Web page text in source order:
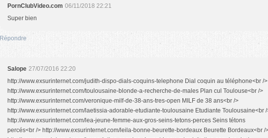
PornClubVideo.com 06/11/2018 22:21
Super bien
Répondre
Salope 27/07/2016 22:20
http://www.exsurinternet.com/judith-dispo-dials-coquins-telephone Dial coquin au téléphone<br /> http://www.exsurinternet.com/toulousaine-blonde-a-recherche-de-males Plan cul Toulouse<br /> http://www.exsurinternet.com/veronique-milf-de-38-ans-tres-open MILF de 38 ans<br /> http://www.exsurinternet.com/laetissia-adorable-etudiante-toulousaine Etudiante Toulousaine<br /> http://www.exsurinternet.com/lea-jeune-femme-aux-gros-seins-tetons-perces Seins tétons percés<br /> http://www.exsurinternet.com/leila-bonne-beurette-bordeaux Beurette Bordeaux<br /> http://www.exsurinternet.com/jeune-latina-coquine-devant-beau-mirroir Latina coquine<br /> http://www.exsurinternet.com/lola-jeune-fille-androgyne-cherche-plan-sympa Fille androgyne<br /> http://www.exsurinternet.com/petite-parisienne-a-recherche-dun-plan-cul Parisienne plan cul<br /> http://www.exsurinternet.com/carole-ne-porte-de-culotte-robe Pas de culotte sous la robe<br /> http://www.exsurinternet.com/aurelie-19-ans-deja-a-poil-web Etudiante à poil<br /> http://www.exsurinternet.com/nadia-marocaine-farouche Beurette Marocaine<br /> http://www.exsurinternet.com/helene-de-marseille-adore-duo-webcam Duo Webcam<br /> http://www.exsurinternet.com/jeune-femme-bisexuelle-rencontre Plan cul femme bisexuelle<br /> http://www.exsurinternet.com/sophie-rouquine-tres-sexy-coquine Rouquine sexy<br /> http://www.exsurinternet.com/temperature-monte-a-marseille-maria Salope Marseillaise<br /> http://www.exsurinternet.com/selena-dorigine-serbe-coquine-net Serbe coquine<br /> http://www.exsurinternet.com/partage-photo-delle-nue-cree-buzz Buzz photos nues<br /> http://www.exsurinternet.com/celine-de-lyon-partage-photos-hot Photos coquines Lyonnaises<br /> http://www.exsurinternet.com/abigael-piercing-clito Piercing au clito<br /> http://www.exsurinternet.com/maman-tres-coquine-sexy-bordeaux Maman coquine<br /> http://www.exsurinternet.com/plantureuse-blonde-tres-sexy Blonde sexy<br /> http://www.exsurinternet.com/alerte-aux-beurettes-lyon Beurette à Lyon<br /> http://www.exsurinternet.com/natacha-bonne-coquine-havre Coquine du Havre<br /> http://www.exsurinternet.com/strip-teaseuse-parisienne-recherche-male-dominant Strip-Teaseuse Parisienne<br /> http://www.exsurinternet.com/nord-y-a-de-quoi-se-rechauffer-lali Coquines dans le Nord<br /> http://www.exsurinternet.com/fatima-laisse-trainer-photos-coquines-net Photos coquine beurette<br /> http://www.exsurinternet.com/candice-mere-de-famille-formidable Mère de famille coquine<br /> http://www.exsurinternet.com/enormes-obus-naturelles-de-deborah Gros seins naturels<br /> http://www.exsurinternet.com/kelly-jeune-femme-plus-sexy-jamais Jeune femme sexy<br /> http://www.exsurinternet.com/audrey-magnifique-jeune-femme-de-reims Femme coquine Reims<br /> http://www.exsurinternet.com/cette-petite-rouquine-de-nice-va-regaler Rousse coquine<br /> http://www.exsurinternet.com/beurette-a-gros-seins-marseille Beurette à gros seins<br /> http://www.exsurinternet.com/dorigine-russe-svetlana-met-feu-paris Salope Russe<br /> http://www.exsurinternet.com/petite-blondinette-a-poil-salle-de-bain Blonde à poil<br /> http://www.exsurinternet.com/selfies-dune-lyonnaise-tres-coquine Selfies coquins<br /> http://www.exsurinternet.com/sonia-charme-moyen-orient Salope Moyen-Orient<br /> http://www.exsurinternet.com/a-moyen-de-se-rechauffer-zoe-a-lille Salope de Lille<br /> http://www.exsurinternet.com/camille-gothiques-plus-chaudes Gothique chaude<br /> http://www.exsurinternet.com/sabrina-brunette-toulousaine-tres-coquine Brunette coquine<br /> http://www.exsurinternet.com/ny-a-dage-etre-chaude MILF salope<br /> http://www.exsurinternet.com/nantaises-de-sacree-cochonnes Nantaise cochonne<br /> http://www.exsurinternet.com/anais-exhib-piercing-langue Perçing sur la langue<br /> http://www.exsurinternet.com/nikki-jeune-libertine-de-23-ans Jeune libertine<br /> http://www.exsurinternet.com/pauline-18-ans-deja-coquine Coquine 18 ans<br /> http://www.exsurinternet.com/bonne-bordelaise-a-gros-seins Bordelaise à gros seins<br /> http://www.exsurinternet.com/sophia-beurette-algerienne-tres-chaude Beurette Algerienne<br /> http://www.exsurinternet.com/petite-parisienne-tatouee-geraldine Parisienne tatouée<br /> http://www.exsurinternet.com/jessica-de-lyon-salle-de-bain Salope salle de bain<br /> http://www.exsurinternet.com/absatou-jeune-blackette-sexhibe-devant-glace]Black à poil<br /> http://www.exsurinternet.com/rachelle-de-rennes-toute-nue-internet Rennaise salope<br /> http://www.exsurinternet.com/laure-montre-grosses-mamelles Gros seins<br /> http://www.exsurinternet.com/cindy-petite-blonde-de-18-ans-salle-de-bain 18 ans selfshot<br /> http://www.exsurinternet.com/charmante-eva-devoile-petit-trou Trou du cul<br /> http://www.exsurinternet.com/anais-magnifique-rousse-a-gros-seins Jolie rousse<br /> http://www.exsurinternet.com/angela-jeune-libertine-lilloise-de-18-ans Libertine Lille<br /> http://www.exsurinternet.com/clauthilde-de-bordeaux-enormes-nichons Gros nichons<br /> http://www.exsurinternet.com/gros-cul-de-savanah-dominatrice-asiatique Asiatique dominatrice<br /> http://www.exsurinternet.com/solene-femme-aux-cheveux-courts-tres-chaude Femme au cheveux courts<br /> http://www.exsurinternet.com/coquine-a-lunette-coquine-a-q Coquine à lunettes<br /> http://www.exsurinternet.com/maeva-fille-sud-tres-sexy Filles du sud sexy<br /> http://www.exsurinternet.com/nina-de-toulouse-devoile-intimite Salope Toulouse<br /> http://www.exsurinternet.com/christelle-jeune-strasbourgeoise-pudique Libertine à Strasbourg<br /> http://www.exsurinternet.com/alexia-photos-hot-beignoire Nue dan sa baignoire<br /> http://www.exsurinternet.com/devoile-collection-de-sextoys Elle montre ses sextoys<br /> http://www.exsurinternet.com/cassandra-selfies-coquins Selfies coquins<br /> http://www.exsurinternet.com/dorigine-sud-americaine-rosita-na-froid-aux-yeux Latina salope<br /> http://www.exsurinternet.com/couple-libertin-recherche-de-sensations-fortes photos couple libertin<br /> http://www.exsurinternet.com/marine-jeune-maman-celibataire-lille Maman célibataire salope<br /> http://www.exsurinternet.com/sarah-internet-rencontres-coquines Rencontre coquine<br /> http://www.exsurinternet.com/jeromine-se-prend-selfie-salle-de-bain Selfie salle de bain<br /> http://www.exsurinternet.com/sabine-cherche-plan-cul-marseille Plan cul marseille<br /> http://www.exsurinternet.com/ophelie-jeune-femme-timide-tres-chaude Fille timide chaude<br /> http://www.exsurinternet.com/jasmine-vietnamienne-exilee-france Astiatique à niquer<br /> http://www.exsurinternet.com/gaelle-presente-cul-magnifique Elle montre son cul<br /> http://www.exsurinternet.com/marion-coquine-sassume Assumer être une salope<br /> http://www.exsurinternet.com/marie-jeune-femme-chaleur-bordeaux Femme chaude bordeaux<br /> http://www.exsurinternet.com/celia-petite-nantaise-deja-tres-chaude Nantaise chaude<br /> http://www.exsurinternet.com/adorable-rousse-recherche-prince-charmant Adorable rousse<br /> http://www.exsurinternet.com/na-plus-grand-chose-a-cacher Putain<br /> http://www.exsurinternet.com/cette-portugaise-devoile-jouets-preferes Portugaise salope<br /> http://www.exsurinternet.com/tigresse-africaine-lachee-sites-de-rencontre Tigresse black chaude<br /> http://www.exsurinternet.com/cette-superbe-blonde-ne-laissera-de-marbre Superbe blonde<br /> http://www.exsurinternet.com/adorable-etudiante-blonde-aux-grosses-loches Etudiante aux gros seins<br /> http://www.exsurinternet.com/alejandra-tatouee-sucette-a-fraise Suceuse tatouée<br /> http://www.exsurinternet.com/jeune-lyonnaise-montre-seins-pleine-rue Elle montre ses seins dans la rue<br /> http://www.exsurinternet.com/andrea-jolies-fesses-de-letudiante-nantaise Jolies fesses étudiantes<br /> http://www.exsurinternet.com/audeline-a-poil-sites-libertins libertine à poil<br /> http://www.exsurinternet.com/cette-creole-va-faire-voir-de-toutes-couleurs Salope des iles<br /> http://www.exsurinternet.com/gothique-toute-nue-lit Gothique salope<br /> http://www.exsurinternet.com/esha-cherche-plan-cul-sud-de-france plan cul sud<br /> http://www.exsurinternet.com/cette-lyonnaise-pose-nue-payer-etudes Salope d'étudiante<br /> http://www.exsurinternet.com/milf-de-36-ans-a-recherche-de-jeunes-males MILF à niquer<br /> http://www.exsurinternet.com/italienne-chaude-braise-paris Italienne salope<br /> http://www.exsurinternet.com/ravissante-petite-rousse-montre-minou Minou d'une rousse<br /> http://www.exsurinternet.com/20-ans-a-recherche-dun-plan-cul plan cul 20 ans<br /> http://www.exsurinternet.com/dania-fleure-iles-sulfureuse salope créole<br /> http://www.exsurinternet.com/deborah-cherche-mecs-bien-montes-reims Niquer une salope<br /> http://www.exsurinternet.com/elodie-jeune-etudiante-coquine étudiante coquine<br /> http://www.exsurinternet.com/sandrine-se-deguise-infirmiere-seduire-inconnus Niquer une infirmière<br /> http://www.exsurinternet.com/caissiere-sexy-servir Niquer une caissière<br /> http://www.exsurinternet.com/tres-bonne-cuisiniere Niquer une serveuse<br /> http://www.exsurinternet.com/cristie-gabonaise-plus-bandante Gabonaise salope<br /> http://www.exsurinternet.com/estelle-blonde-nicoise-tres-jolie Niquer à Nice<br /> http://www.exsurinternet.com/fatou-black-tatouee-attend-rennes Baiser une black<br /> http://www.exsurinternet.com/plan-cul-sein-de-ville-rose-helena Plan cul toulouse<br /> http://www.exsurinternet.com/liza-cherche-plan-sympa-strasbourg plan sympa strasbourg<br /> http://www.exsurinternet.com/adorable-etudiante-de-18-ans-cherche-grand-amour étudiante 18 ans<br /> http://www.exsurinternet.com/attend-mecs-bien-montes-paris Niquer à Paris<br /> <br /> http://xattractive.com/rencontrer-une-cougar-sur-internet Rencontrer une Cougar<br /> http://xattractive.com/meilleurs-sites-de-rencontre-libertines Rencontre libertine<br /> http://xattractive.com/premier-rendez-vous-erreurs-pas-faire Premier rendez-vous<br /> http://xattractive.com/trouver-une-cou